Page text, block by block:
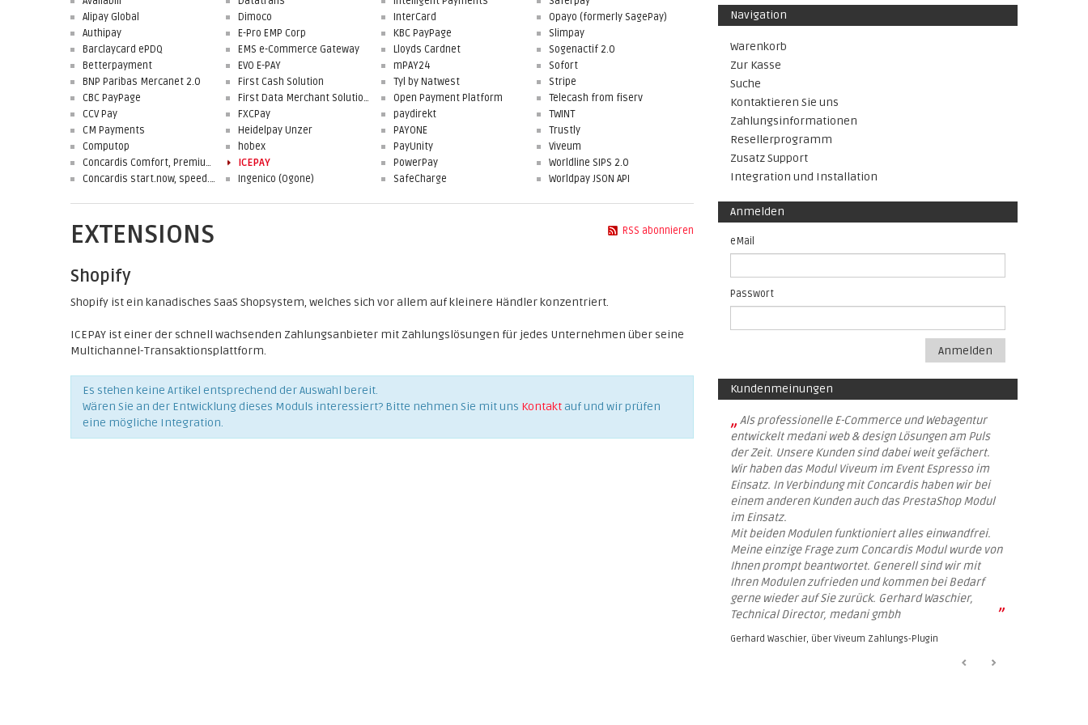
Alipay Global
Authipay
Barclaycard ePDQ
Betterpayment
BNP Paribas Mercanet 2.0
CBC PayPage
CCV Pay
CM Payments
Computop
Concardis Comfort, Premium, Professional
Concardis start.now, speed.up, flex.pro
Dimoco
E-Pro EMP Corp
EMS e-Commerce Gateway
EVO E-PAY
First Cash Solution
First Data Merchant Solutions
FXCPay
Heidelpay Unzer
hobex
ICEPAY
Ingenico (Ogone)
InterCard
KBC PayPage
Lloyds Cardnet
mPAY24
Tyl by Natwest
Open Payment Platform
paydirekt
PAYONE
PayUnity
PowerPay
SafeCharge
Opayo (formerly SagePay)
Slimpay
Sogenactif 2.0
Sofort
Stripe
Telecash from fiserv
TWINT
Trustly
Viveum
Worldline SIPS 2.0
Worldpay JSON API
RSS abonnieren
EXTENSIONS
Shopify
Shopify ist ein kanadisches SaaS Shopsystem, welches sich vor allem auf kleinere Händler konzentriert.
ICEPAY ist einer der schnell wachsenden Zahlungsanbieter mit Zahlungslösungen für jedes Unternehmen über seine
Multichannel-Transaktionsplattform.
Es stehen keine Artikel entsprechend der Auswahl bereit.
Wären Sie an der Entwicklung dieses Moduls interessiert? Bitte nehmen Sie mit uns Kontakt auf und wir prüfen
eine mögliche Integration.
Navigation
Warenkorb
Zur Kasse
Suche
Kontaktieren Sie uns
Zahlungsinformationen
Resellerprogramm
Zusatz Support
Integration und Installation
Anmelden
eMail
Passwort
Anmelden
Kundenmeinungen
„ Als professionelle E-Commerce und Webagentur
entwickelt medani web & design Lösungen am Puls
der Zeit. Unsere Kunden sind dabei weit gefächert.
Wir haben das Modul Viveum im Event Espresso im
Einsatz. In Verbindung mit Concardis haben wir bei
einem anderen Kunden auch das PrestaShop Modul
im Einsatz.
Mit beiden Modulen funktioniert alles einwandfrei.
Meine einzige Frage zum Concardis Modul wurde von
Ihnen prompt beantwortet. Generell sind wir mit
Ihren Modulen zufrieden und kommen bei Bedarf
gerne wieder auf Sie zurück. Gerhard Waschier,
Technical Director, medani gmbh
”
Gerhard Waschier, über Viveum Zahlungs-Plugin